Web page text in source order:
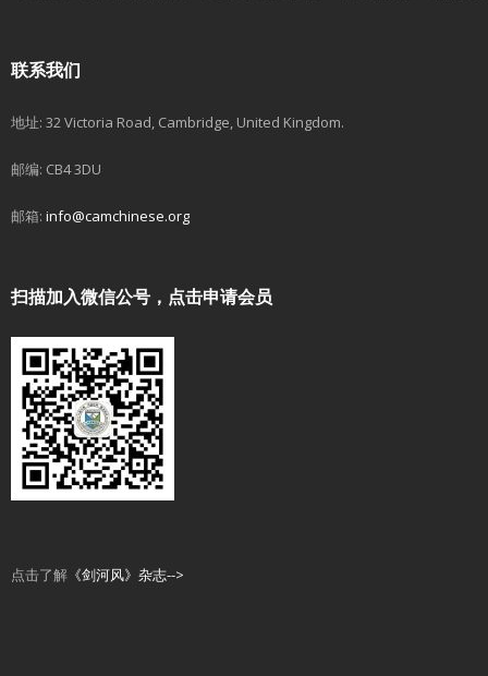
联系我们
地址: 32 Victoria Road, Cambridge, United Kingdom.
邮编: CB4 3DU
邮箱: info@camchinese.org
扫描加入微信公号，点击申请会员
点击了解 《剑河风》杂志-->